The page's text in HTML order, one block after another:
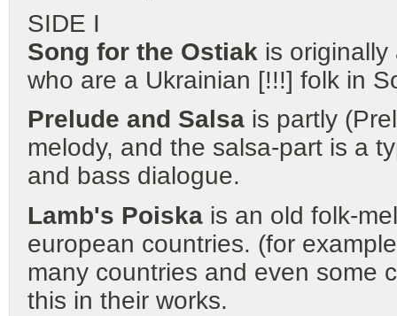
SIDE I
Song for the Ostiak is
who are a Ukrainian [!!!] folk in
Prelude and Salsa is partly
melody, and the salsa-part is a
and bass dialogue.
Lamb's Poiska is an old folk-
european countries. (for
many countries and even some
this in their works.